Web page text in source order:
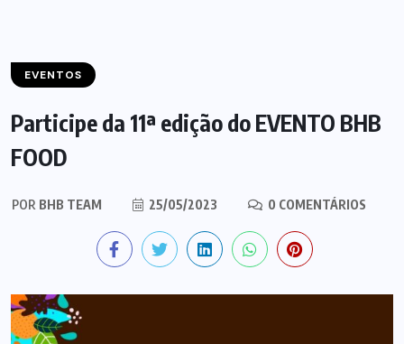
EVENTOS
Participe da 11ª edição do EVENTO BHB
FOOD
POR BHB TEAM 25/05/2023 0 COMENTÁRIOS